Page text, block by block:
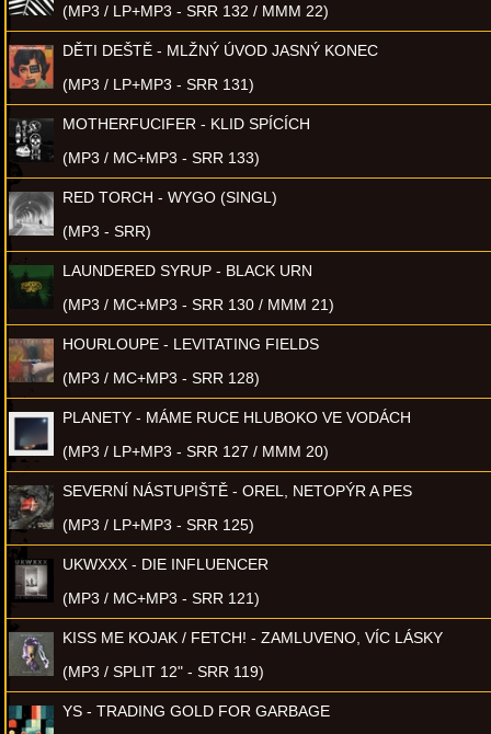
(MP3 / LP+MP3 - SRR 132 / MMM 22)
DĚTI DEŠTĚ - MLŽNÝ ÚVOD JASNÝ KONEC
(MP3 / LP+MP3 - SRR 131)
MOTHERFUCIFER - KLID SPÍCÍCH
(MP3 / MC+MP3 - SRR 133)
RED TORCH - WYGO (SINGL)
(MP3 - SRR)
LAUNDERED SYRUP - BLACK URN
(MP3 / MC+MP3 - SRR 130 / MMM 21)
HOURLOUPE - LEVITATING FIELDS
(MP3 / MC+MP3 - SRR 128)
PLANETY - MÁME RUCE HLUBOKO VE VODÁCH
(MP3 / LP+MP3 - SRR 127 / MMM 20)
SEVERNÍ NÁSTUPIŠTĚ - OREL, NETOPÝR A PES
(MP3 / LP+MP3 - SRR 125)
UKWXXX - DIE INFLUENCER
(MP3 / MC+MP3 - SRR 121)
KISS ME KOJAK / FETCH! - ZAMLUVENO, VÍC LÁSKY
(MP3 / SPLIT 12" - SRR 119)
YS - TRADING GOLD FOR GARBAGE